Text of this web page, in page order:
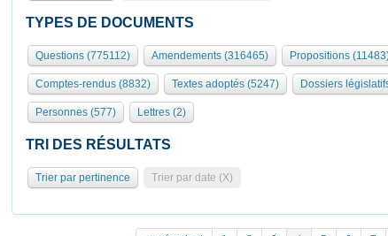
TYPES DE DOCUMENTS
Questions (775112) Amendements (316465) Propositions
Comptes-rendus (8832) Textes adoptés (5247) Dossiers
Personnes (577) Lettres (2)
TRI DES RÉSULTATS
Trier par pertinence Trier par date (X)